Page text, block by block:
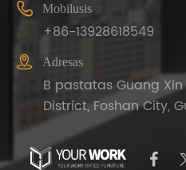
 Mobilusis
+86-13928618549
 Adresas
B pastatas Guang Xin
District, Foshan City,